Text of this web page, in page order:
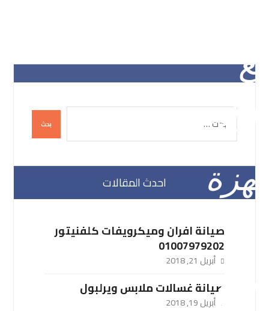
احدث المقالات
صيانة افران وميكرويفات كلفنيتور
01007979202
أبريل 21, 2018
صيانة غسالات ملابس ويرلبول
أبريل 19, 2018